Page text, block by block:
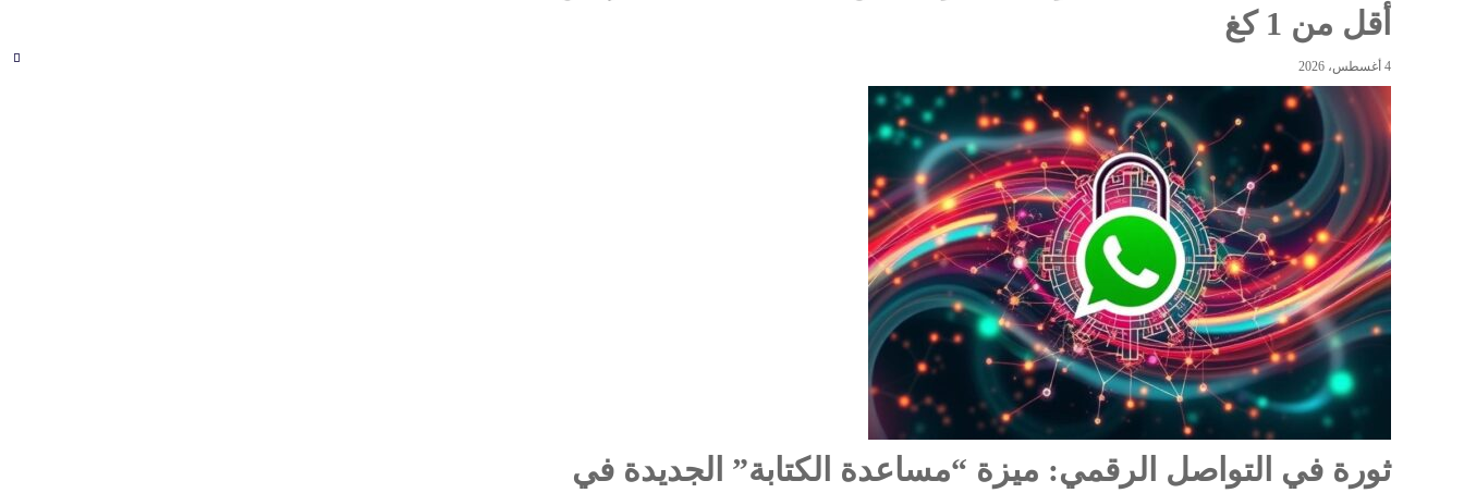
أقل من 1 كغ
4 أغسطس، 2026
ثورة في التواصل الرقمي: ميزة “مساعدة الكتابة” الجديدة في